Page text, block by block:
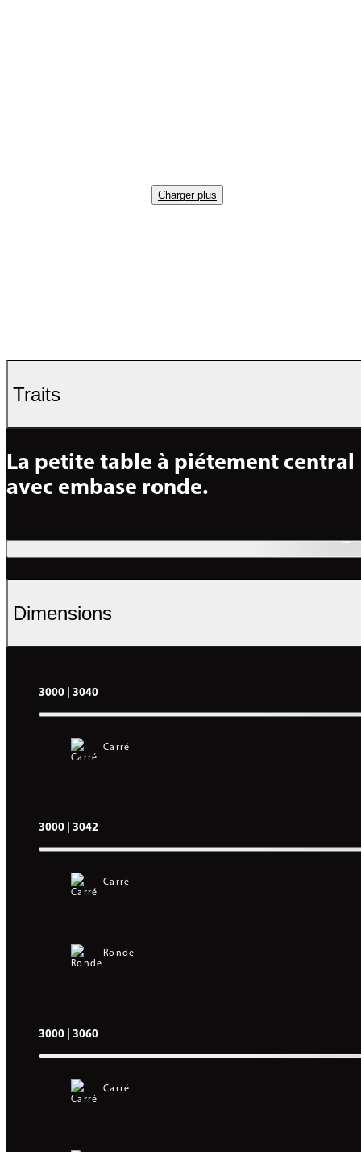
Charger plus
Traits
La petite table à piétement central
avec embase ronde.
Dimensions
3000 | 3040
Carré
3000 | 3042
Carré
Ronde
3000 | 3060
Carré